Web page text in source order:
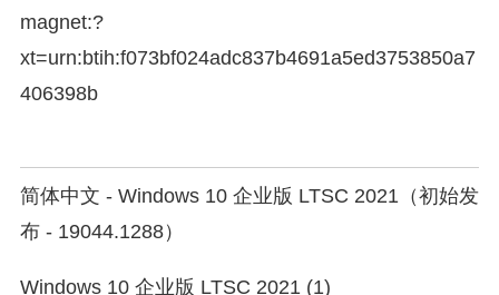
magnet:?
xt=urn:btih:f073bf024adc837b4691a5ed3753850a7
406398b
简体中文 - Windows 10 企业版 LTSC 2021（初始发
布 - 19044.1288）
Windows 10 企业版 LTSC 2021 (1)